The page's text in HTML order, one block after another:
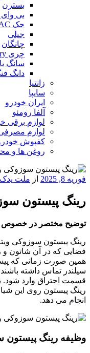
بسترن
بی
جک JAC
جیلی
چانگان
چری Chery
سانگ
دانگ
زانتیا
سایپا
ایران خودرو
آلفا رومئو
لوازم برقی
لوازم
کفپوش
روغن ها و
نوشته‌شده
فوریه 8, 2025 از ملت یدک
رینگ پیستون
توضیح مختصر در
رینگ پیستون سوزوکی
فضایی که در آن شاتون و
همین صورت زمانی که
سیلندر تماس داشته باشند
قسمت احتراق وارد شود.
رینگ پیستون روی این
انجام می دهد.
وظیفه رینگ پیستون